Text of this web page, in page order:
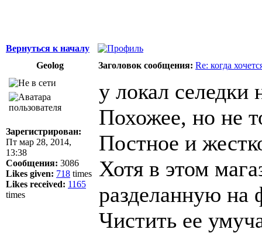
Вернуться к началу
Geolog
Заголовок сообщения: Re: когда
Зарегистрирован:
Пт мар 28, 2014,
13:38
Сообщения: 3086
Likes given: 718 times
Likes received: 1165
times
у локал селедки
Похожее, но не
Постное и
Хотя в этом
разделанную на
Чистить ее